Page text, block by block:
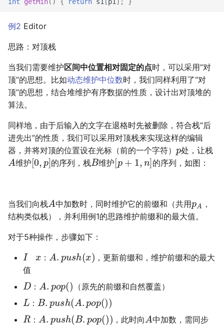
int getMin() { return s1 [p1]; }
例2 Editor
思路：对顶栈
当我们需要维护区间中位置相对固定的点时，可以采用“对
顶”的思想。比如动态维护中位数时，我们同样利用了“对
顶”的思想，结合堆维护有序数据的性质，设计出对顶堆的
算法。
同样地，由于后输入的文字在退格时先被删除，符合栈“后
进先出”的性质，我们可以采用对顶栈来实现这样的编辑
器，并将对顶的位置设在光标（前的一个字符） p处，让栈
A维护[0,p]的序列，栈B维护[p+1, 的序列，如图：
当我们向栈 A中加数时，同时维护它的前缀和（共用
，
结构类似栈），并利用例1的思路维护前缀和的最大值。
对于5种操作，步骤如下：
I ： A h (x ) ，更新前缀和，维护前缀和的最大
值
D ： A () （原先的前缀和自然覆盖）
L ： B. h (A. () )
R： A h (B.p ()) ，此时向 A中加数，需同步